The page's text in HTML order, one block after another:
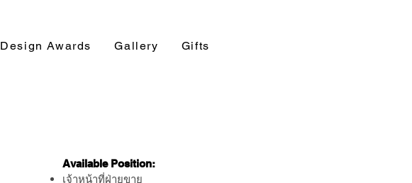
Design Awards Gallery Gifts
Available Position:
เจ้าหน้าที่ฝ่ายขาย